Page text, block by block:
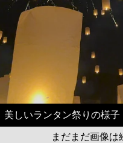
美しいランタン祭りの様子
まだまだ画像は